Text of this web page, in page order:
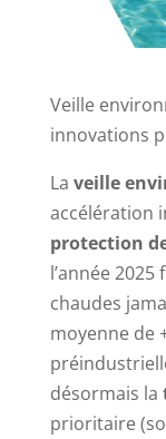
Veille
innovations
La veille
accélération
protection
l’année
chaudes
moyenne de
désormais la
prioritaire